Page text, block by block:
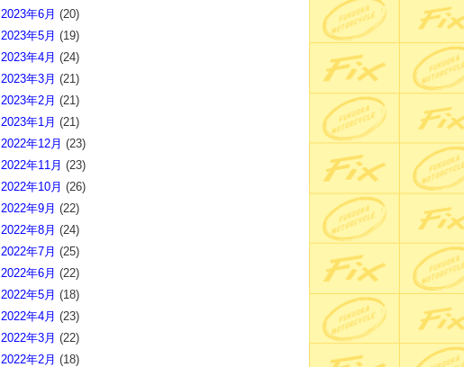
2023年6月 (20)
2023年5月 (19)
2023年4月 (24)
2023年3月 (21)
2023年2月 (21)
2023年1月 (21)
2022年12月 (23)
2022年11月 (23)
2022年10月 (26)
2022年9月 (22)
2022年8月 (24)
2022年7月 (25)
2022年6月 (22)
2022年5月 (18)
2022年4月 (23)
2022年3月 (22)
2022年2月 (18)